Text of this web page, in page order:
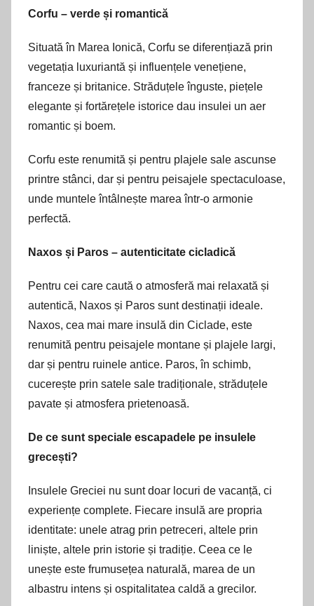
Corfu – verde și romantică
Situată în Marea Ionică, Corfu se diferențiază prin
vegetația luxuriantă și influențele venețiene,
franceze și britanice. Străduțele înguste, piețele
elegante și fortărețele istorice dau insulei un aer
romantic și boem.
Corfu este renumită și pentru plajele sale ascunse
printre stânci, dar și pentru peisajele spectaculoase,
unde muntele întâlnește marea într-o armonie
perfectă.
Naxos și Paros – autenticitate cicladică
Pentru cei care caută o atmosferă mai relaxată și
autentică, Naxos și Paros sunt destinații ideale.
Naxos, cea mai mare insulă din Ciclade, este
renumită pentru peisajele montane și plajele largi,
dar și pentru ruinele antice. Paros, în schimb,
cucerește prin satele sale tradiționale, străduțele
pavate și atmosfera prietenoasă.
De ce sunt speciale escapadele pe insulele
grecești?
Insulele Greciei nu sunt doar locuri de vacanță, ci
experiențe complete. Fiecare insulă are propria
identitate: unele atrag prin petreceri, altele prin
liniște, altele prin istorie și tradiție. Ceea ce le
unește este frumusețea naturală, marea de un
albastru intens și ospitalitatea caldă a grecilor.